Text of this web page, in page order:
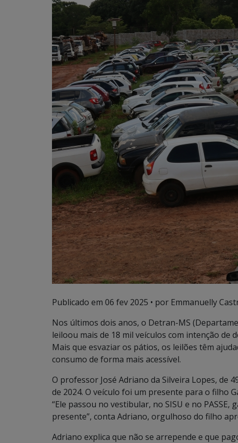
Publicado em 06 fev 2025 • por Emmanuelly
Nos últimos dois anos, o Detran-MS
leiloou mais de 18 mil veículos com intenção
Mais que esvaziar os pátios, os leilões têm
consumo de forma mais acessível.
O professor José Adriano da Silveira Lopes, de
de 2024. O veículo foi um presente para o filho
“Ele passou no vestibular, no SISU e no
presente”, conta Adriano, orgulhoso do filho
Adriano explica que não se arrepende e que